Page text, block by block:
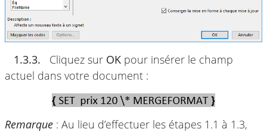
1.3.3. Cliquez sur OK pour insérer le champ
actuel dans votre document :
Remarque : Au lieu d’effectuer les étapes 1.1 à 1.3,